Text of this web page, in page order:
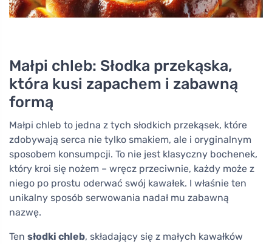
Małpi chleb: Słodka przekąska,
która kusi zapachem i zabawną
formą
Małpi chleb to jedna z tych słodkich przekąsek, które
zdobywają serca nie tylko smakiem, ale i oryginalnym
sposobem konsumpcji. To nie jest klasyczny bochenek,
który kroi się nożem – wręcz przeciwnie, każdy może z
niego po prostu oderwać swój kawałek. I właśnie ten
unikalny sposób serwowania nadał mu zabawną
nazwę.
Ten słodki chleb, składający się z małych kawałków